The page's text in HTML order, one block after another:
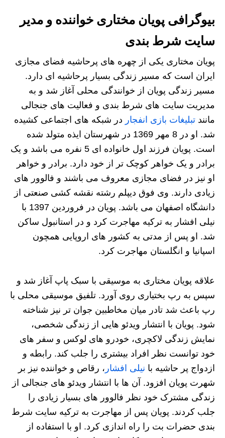
بیوگرافی پویان مختاری خواننده و مدیر
سایت شرط بندی
پویان مختاری یکی از چهره های پرحاشیه فضای مجازی
ایران است که مسیر زندگی بسیار پرحاشیه ای دارد.
مسیر زندگی پویان از خوانندگی محلی آغاز شد و به
مدیریت سایت های شرط بندی و فعالیت های جنجالی
مانند تبلیغات بازی انفجار در شبکه های اجتماعی کشیده
شد. او در 8 مهر 1369 در شهرستان ایذه متولد شده
است. پویان فرزند اول خانواده ای 5 نفره می باشد و یک
برادر و یک خواهر کوچک تر از خود دارد. برادر و خواهر
او نیز در فضای مجازی معروف می باشند و فالوور های
زیادی دارند. وی فوق دیپلم رشته نقشه کشی صنعتی از
دانشگاه اصفهان می باشد. پویان در فروردین 1397 با
نیلی افشار به ترکیه مهاجرت کرد و در استانبول ساکن
شد. او پس از مدتی به کشور های اروپایی همچون
اسپانیا و انگلستان مهاجرت کرد.
علاقه پویان مختاری به موسیقی با سبک پاپ آغاز شد و
سپس به رپ بختیاری روی آورد. تلفیق موسیقی محلی با
رپ باعث شد تادر میان مخاطبین جوان تر نیز شناخته
شود. پویان با انتشار ویدئو هایی از زندگی شخصی،
نمایش زندگی لاکچری، خودرو های لوکس و سفر های
خود توانست نظر افراد بیشتری را جلب کند. رابطه و
ازدواج پر حاشیه با نیلی افشار ، رقاص و خواننده نیز بر
شهرت پویان افزود. آن ها با انتشار ویدئو های جنجالی از
زندگی مشترک خود نظر فالوور های بسیار زیادی را
جلب کردند. پویان پس از مهاجرت به ترکیه سایت شرط
بندی حضرات بت را راه اندازی کرد. او با استفاده از